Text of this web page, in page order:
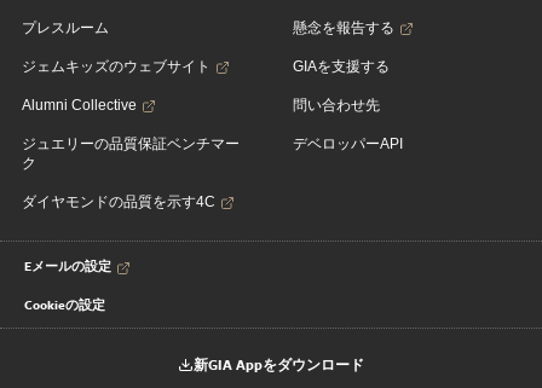
プレスルーム
ジェムキッズのウェブサイト
Alumni Collective
ジュエリーの品質保証ベンチマー
ク
ダイヤモンドの品質を示す4C
懸念を報告する
GIAを支援する
問い合わせ先
デベロッパーAPI
Eメールの設定
Cookieの設定
新GIA Appをダウンロード